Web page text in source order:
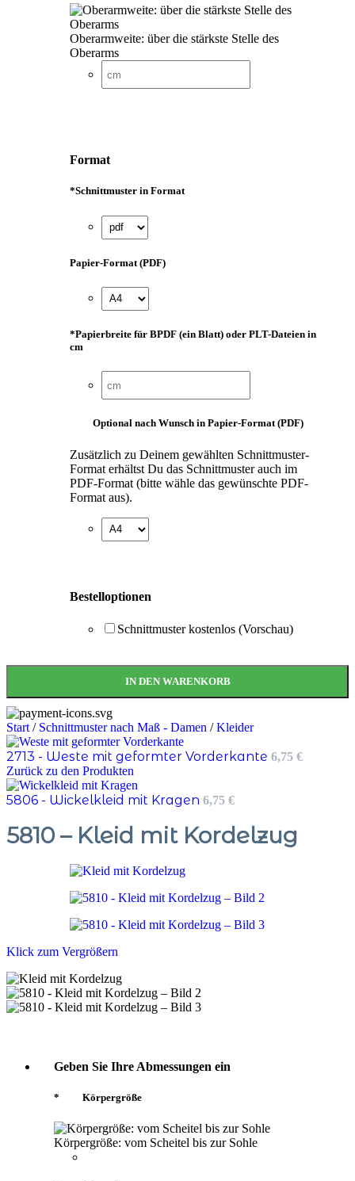
Oberarmweite: über die stärkste Stelle des
Oberarms
Format
*Schnittmuster in Format
Papier-Format (PDF)
*Papierbreite für BPDF (ein Blatt) oder PLT-Dateien in
cm
Optional nach Wunsch in Papier-Format (PDF)
Zusätzlich zu Deinem gewählten Schnittmuster-
Format erhältst Du das Schnittmuster auch im
PDF-Format (bitte wähle das gewünschte PDF-
Format aus).
Bestelloptionen
Schnittmuster kostenlos (Vorschau)
IN DEN WARENKORB
Start / Schnittmuster nach Maß - Damen / Kleider
2713 - Weste mit geformter Vorderkante 6,75 €
Zurück zu den Produkten
5806 - Wickelkleid mit Kragen 6,75 €
5810 – Kleid mit Kordelzug
Klick zum Vergrößern
Geben Sie Ihre Abmessungen ein
* Körpergröße
Körpergröße: vom Scheitel bis zur Sohle